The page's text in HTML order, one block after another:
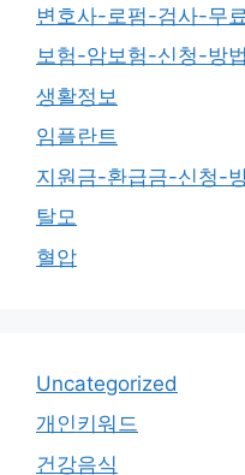
변호사-로펌-검사-무
보험-암보험-신청-방
생활정보
임플란트
지원금-환급금-신청-
탈모
혈압
Uncategorized
개인키워드
건강음식